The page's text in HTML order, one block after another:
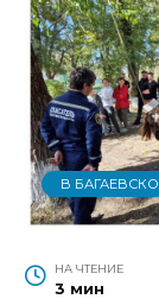
В
НА ЧТЕНИЕ
3 мин